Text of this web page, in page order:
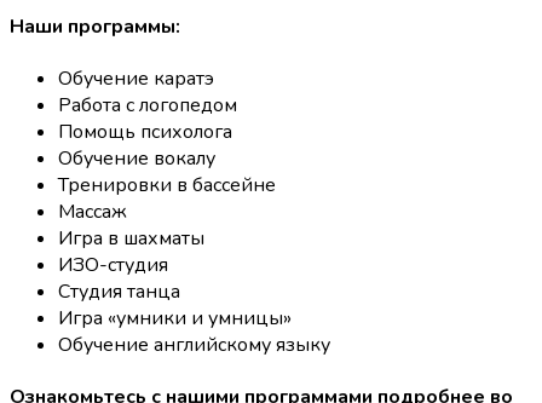
Наши программы:
Обучение каратэ
Работа с логопедом
Помощь психолога
Обучение вокалу
Тренировки в бассейне
Массаж
Игра в шахматы
ИЗО-студия
Студия танца
Игра «умники и умницы»
Обучение английскому языку
Ознакомьтесь с нашими программами подробнее во